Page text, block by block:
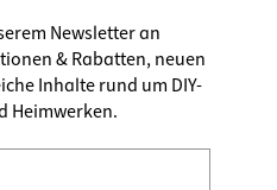
Newsletter an
& Rabatten, neuen
Inhalte rund um DIY-
Heimwerken.